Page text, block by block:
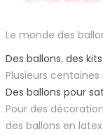
Le monde des
Des ballons, des
Plusieurs
Des ballons pour
Pour des
des ballons en